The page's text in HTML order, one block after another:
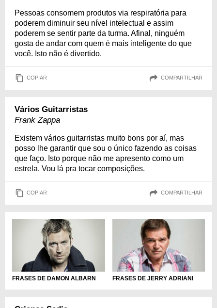
Pessoas consomem produtos via respiratória para
poderem diminuir seu nível intelectual e assim
poderem se sentir parte da turma. Afinal, ninguém
gosta de andar com quem é mais inteligente do que
você. Isto não é divertido.
COPIAR COMPARTILHAR
Vários Guitarristas
Frank Zappa
Existem vários guitarristas muito bons por aí, mas
posso lhe garantir que sou o único fazendo as coisas
que faço. Isto porque não me apresento como um
estrela. Vou lá pra tocar composições.
COPIAR COMPARTILHAR
FRASES DE DAMON ALBARN FRASES DE JERRY ADRIANI